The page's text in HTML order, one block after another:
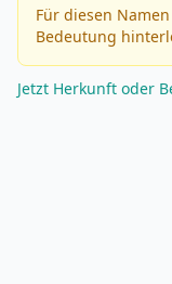
Für diesen
Bedeutung
Jetzt Herkunft oder